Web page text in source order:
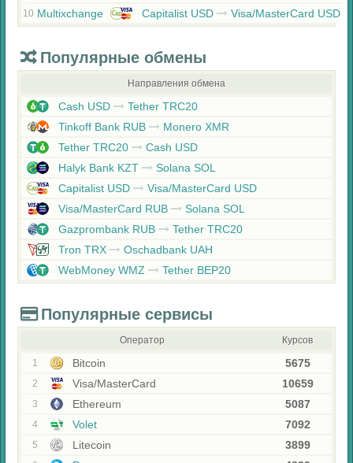
10 Multixchange Capitalist USD Visa/MasterCard USD
Популярные обмены
Направления обмена
Cash USD
Tether TRC20
Tinkoff Bank RUB
Monero XMR
Tether TRC20
Cash USD
Halyk Bank KZT
Solana SOL
Capitalist USD
Visa/MasterCard USD
Visa/MasterCard RUB
Solana SOL
Gazprombank RUB
Tether TRC20
Tron TRX
Oschadbank UAH
WebMoney WMZ
Tether BEP20
Популярные сервисы
Оператор Курсов
1 Bitcoin 5675
2 Visa/MasterCard 10659
3 Ethereum 5087
4 Volet 7092
5 Litecoin 3899